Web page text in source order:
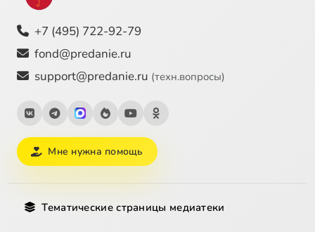
+7 (495) 722-92-79
fond@predanie.ru
support@predanie.ru (техн.вопросы)
Мне нужна помощь
Тематические страницы медиатеки